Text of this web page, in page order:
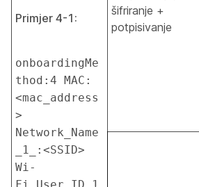
Primjer 4-1:
onboardingMe
thod:4 MAC:
<mac_address
>
Network_Name
_1_:<SSID>
Wi-
Fi_User_ID_1
šifriranje +
potpisivanje